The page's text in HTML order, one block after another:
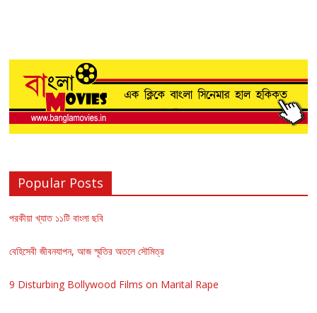
Popular Posts
পরকীয়া খ্যাত ১১টি বাংলা ছবি
বেহিসেবী জীবনযাপন, আজ স্মৃতির অতলে সৌমিত্র
9 Disturbing Bollywood Films on Marital Rape